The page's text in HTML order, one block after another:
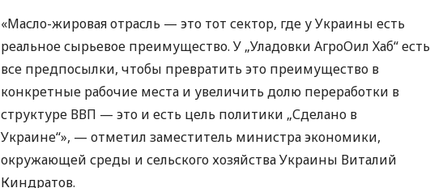
«Масло-жировая отрасль — это тот сектор, где у Украины есть
реальное сырьевое преимущество. У „Уладовки АгроОил Хаб“ есть
все предпосылки, чтобы превратить это преимущество в
конкретные рабочие места и увеличить долю переработки в
структуре ВВП — это и есть цель политики „Сделано в
Украине“», — отметил заместитель министра экономики,
окружающей среды и сельского хозяйства Украины Виталий
Киндратов.